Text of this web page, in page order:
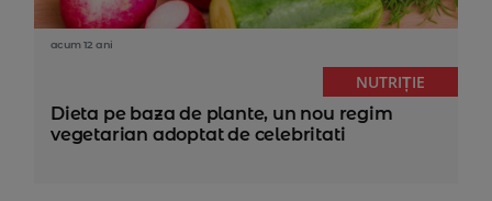
acum 12 ani
NUTRIȚIE
Dieta pe baza de plante, un nou regim
vegetarian adoptat de celebritati